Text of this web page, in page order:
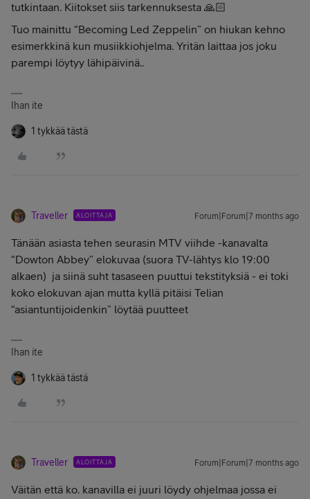
tutkintaan. Kiitokset siis tarkennuksesta 🙏🏻
Tuo mainittu “Becoming Led Zeppelin” on hiukan kehno
esimerkkinä kun musiikkiohjelma. Yritän laittaa jos joku
parempi löytyy lähipäivinä..
Ihan ite
1 tykkää tästä
Traveller ALOITTAJA Forum|Forum|7 months ago
Tänään asiasta tehen seurasin MTV viihde -kanavalta
“Dowton Abbey” elokuvaa (suora TV-lähtys klo 19:00
alkaen) ja siinä suht tasaseen puuttui tekstityksiä - ei toki
koko elokuvan ajan mutta kyllä pitäisi Telian
“asiantuntijoidenkin” löytää puutteet
Ihan ite
1 tykkää tästä
Traveller ALOITTAJA Forum|Forum|7 months ago
Väitän että ko. kanavilla ei juuri löydy ohjelmaa jossa ei